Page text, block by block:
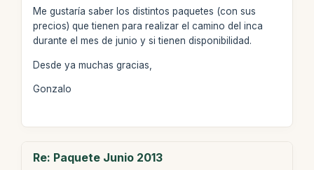
Me gustaría saber los distintos paquetes (con sus
precios) que tienen para realizar el camino del inca
durante el mes de junio y si tienen disponibilidad.
Desde ya muchas gracias,
Gonzalo
Re: Paquete Junio 2013